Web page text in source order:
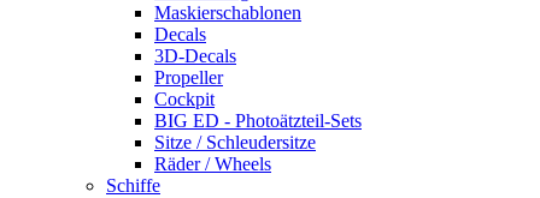
Maskierschablonen
Decals
3D-Decals
Propeller
Cockpit
BIG ED - Photoätzteil-Sets
Sitze / Schleudersitze
Räder / Wheels
Schiffe